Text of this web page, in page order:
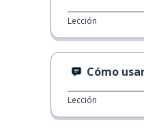
Lección
Cómo
Lección